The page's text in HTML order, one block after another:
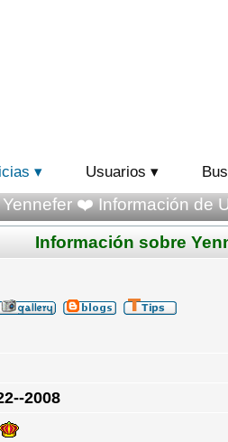
Usuarios
Yennefer ❤️ Información de
Información sobre
2008